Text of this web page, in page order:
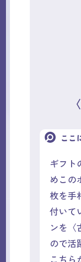
ここ
ギフト
めこの
枚を手
付いて
ンを〈
ので活
こちら